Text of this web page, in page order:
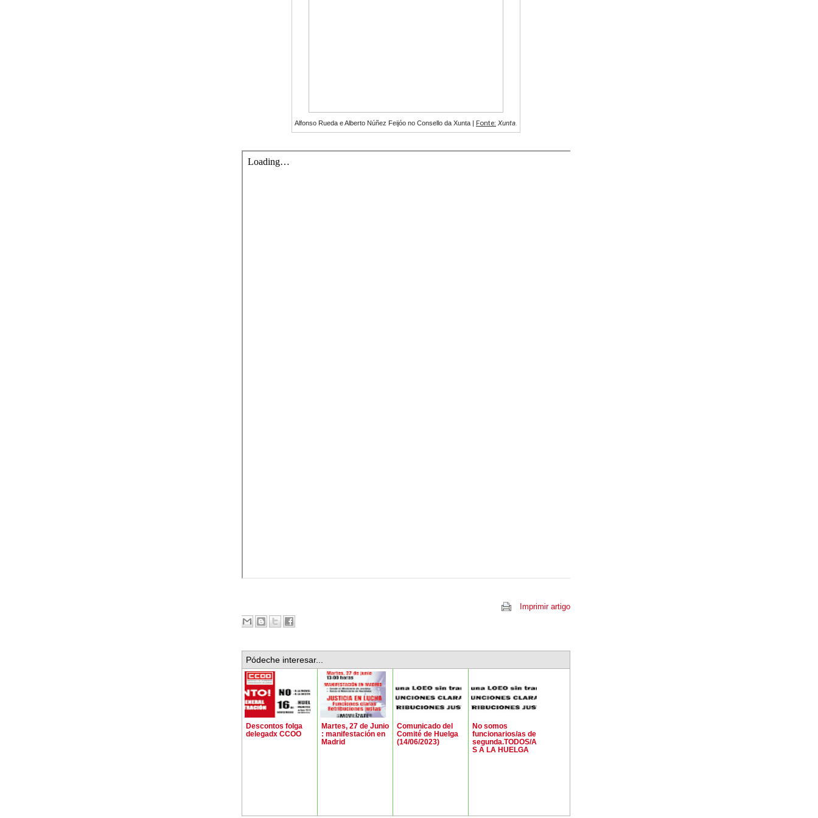
Alfonso Rueda e Alberto Núñez Feijóo no Consello da Xunta | Fonte: Xunta.
Imprimir artigo
Pódeche interesar...
Descontos folga
delegadx CCOO
Martes, 27 de Junio
: manifestación en
Madrid
Comunicado del
Comité de Huelga
(14/06/2023)
No somos
funcionarios/as de
segunda.TODOS/A
S A LA HUELGA